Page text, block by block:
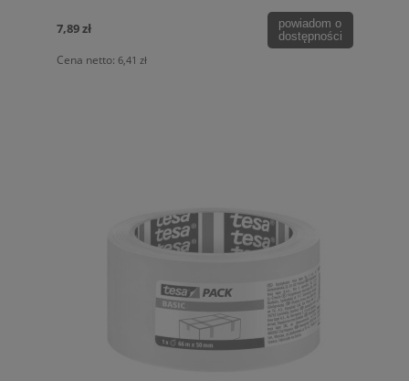
7,89 zł
Cena netto: 6,41 zł
powiadom o
dostępności